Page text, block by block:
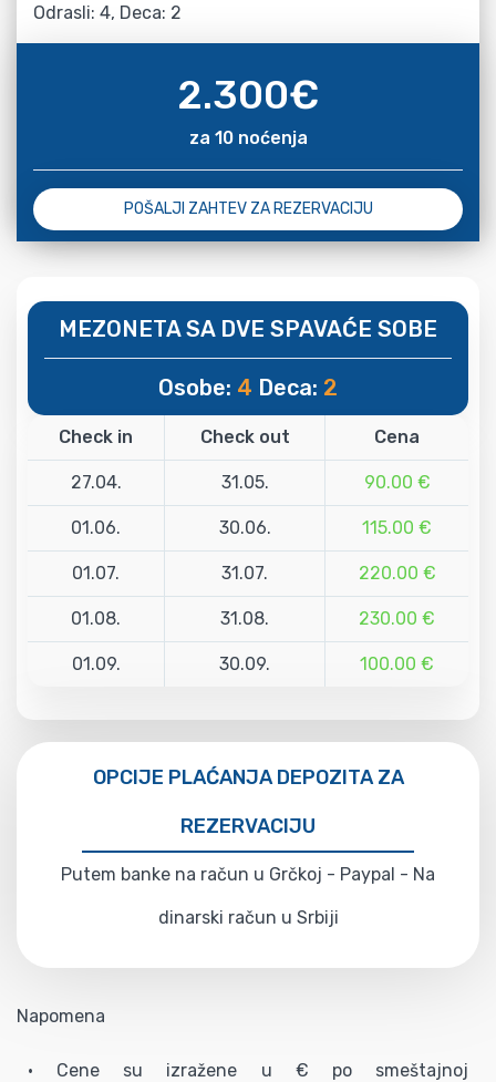
Odrasli: 4, Deca: 2
2.300€
za 10 noćenja
POŠALJI ZAHTEV ZA REZERVACIJU
MEZONETA SA DVE SPAVAĆE SOBE
Osobe: 4 Deca: 2
Check in Check out Cena
27.04. 31.05. 90.00 €
01.06. 30.06. 115.00 €
01.07. 31.07. 220.00 €
01.08. 31.08. 230.00 €
01.09. 30.09. 100.00 €
OPCIJE PLAĆANJA DEPOZITA ZA
REZERVACIJU
Putem banke na račun u Grčkoj - Paypal - Na
dinarski račun u Srbiji
Napomena
• Cene su izražene u € po smeštajnoj